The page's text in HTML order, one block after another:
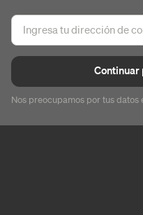
Nos preocupamos por tus datos